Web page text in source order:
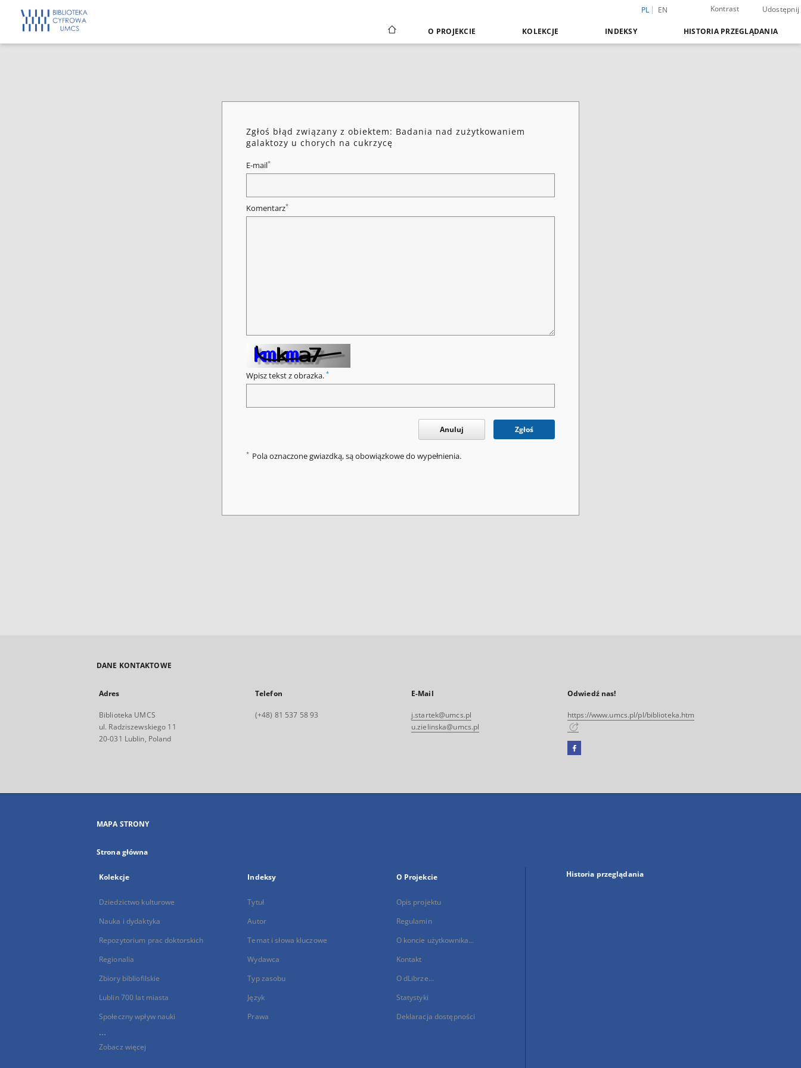
PL EN Kontrast Udostępnij
O PROJEKCIE KOLEKCJE INDEKSY HISTORIA PRZEGLĄDANIA
Zgłoś błąd związany z obiektem: Badania nad zużytkowaniem
galaktozy u chorych na cukrzycę
E-mail*
Komentarz*
Wpisz tekst z obrazka. *
Anuluj Zgłoś
* Pola oznaczone gwiazdką, są obowiązkowe do wypełnienia.
DANE KONTAKTOWE
Adres
Biblioteka UMCS
ul. Radziszewskiego 11
20-031 Lublin, Poland
Telefon
(+48) 81 537 58 93
E-Mail
j.startek@umcs.pl
u.zielinska@umcs.pl
Odwiedź nas!
https://www.umcs.pl/pl/biblioteka.htm
Facebook
się
MAPA STRONY
Strona główna
Kolekcje
Dziedzictwo kulturowe
Nauka i dydaktyka
Repozytorium prac doktorskich
Regionalia
Zbiory bibliofilskie
Lublin 700 lat miasta
Społeczny wpływ nauki
...
Zobacz więcej
Indeksy
Tytuł
Autor
Temat i słowa kluczowe
Wydawca
Typ zasobu
Język
Prawa
O Projekcie
Opis projektu
Regulamin
O koncie użytkownika...
Kontakt
O dLibrze...
Statystyki
Deklaracja dostępności
Historia przeglądania